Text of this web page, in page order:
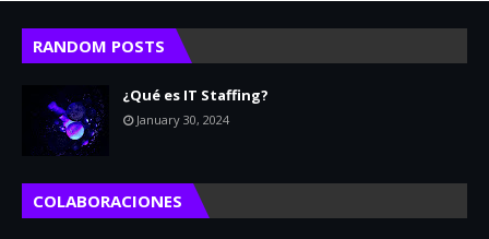
RANDOM POSTS
¿Qué es IT Staffing?
January 30, 2024
COLABORACIONES